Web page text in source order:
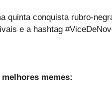
quinta conquista rubro-
e a hashtag
memes: